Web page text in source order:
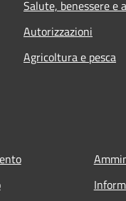
Salute, benessere e
Autorizzazioni
Agricoltura e pesca